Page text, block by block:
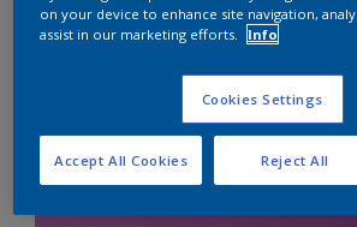
on your device to enhance site navigation,
assist in our marketing efforts.
Info
Cookies Settings
Reject All
Accept All Cookies